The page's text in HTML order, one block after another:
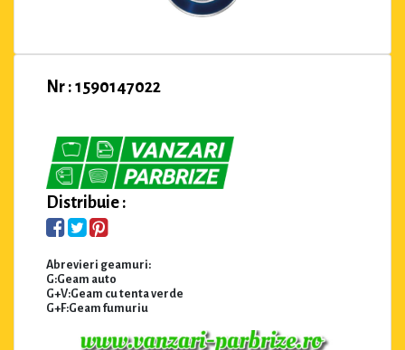
Nr : 1590147022
Distribuie :
Abrevieri geamuri:
G:Geam auto
G+V:Geam cu tenta verde
G+F:Geam fumuriu